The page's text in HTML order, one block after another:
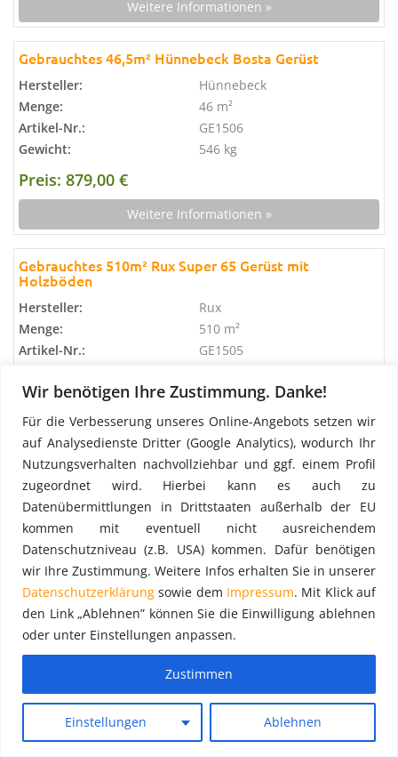
Wir benötigen Ihre Zustimmung. Danke!
Für die Verbesserung unseres Online-Angebots setzen wir
auf Analysedienste Dritter (Google Analytics), wodurch Ihr
Nutzungsverhalten nachvollziehbar und ggf. einem Profil
zugeordnet wird. Hierbei kann es auch zu
Datenübermittlungen in Drittstaaten außerhalb der EU
kommen mit eventuell nicht ausreichendem
Datenschutzniveau (z.B. USA) kommen. Dafür benötigen
wir Ihre Zustimmung. Weitere Infos erhalten Sie in unserer
Datenschutzerklärung sowie dem Impressum. Mit Klick auf
den Link „Ablehnen” können Sie die Einwilligung ablehnen
oder unter Einstellungen anpassen.
Einstellungen Ablehnen
Zustimmen
Weitere Informationen »
Gebrauchtes 46,5m² Hünnebeck Bosta Gerüst
Hersteller:
Hünnebeck
Menge:
46 m²
Artikel-Nr.:
GE1506
Gewicht:
546 kg
Preis: 879,00 €
Weitere Informationen »
Gebrauchtes 510m² Rux Super 65 Gerüst mit
Holzböden
Hersteller:
Rux
Menge:
510 m²
Artikel-Nr.:
GE1505
Preis: 9.499,00 €
Weitere Informationen »
Gebrauchtes 306m² Rux Super Gerüst inkl. Holzböden
Hersteller:
Rux
Menge:
306 m²
Artikel-Nr.:
GE1504
Gewicht:
3510 kg
Preis: 5.769,00 €
Weitere Informationen »
Gebrauchtes 204m² Rux Super 65 Gerüst mit 2,50er
Holzböden
Hersteller:
Rux